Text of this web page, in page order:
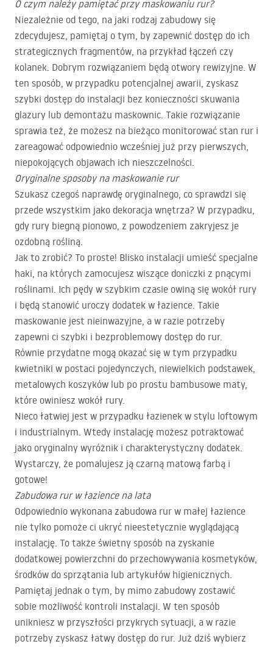
O czym należy pamiętać przy maskowaniu rur?
Niezależnie od tego, na jaki rodzaj zabudowy się
zdecydujesz, pamiętaj o tym, by zapewnić dostęp do ich
strategicznych fragmentów, na przykład łączeń czy
kolanek. Dobrym rozwiązaniem będą otwory rewizyjne. W
ten sposób, w przypadku potencjalnej awarii, zyskasz
szybki dostęp do instalacji bez konieczności skuwania
glazury lub demontażu maskownic. Takie rozwiązanie
sprawia też, że możesz na bieżąco monitorować stan rur i
zareagować odpowiednio wcześniej już przy pierwszych,
niepokojących objawach ich nieszczelności.
Oryginalne sposoby na maskowanie rur
Szukasz czegoś naprawdę oryginalnego, co sprawdzi się
przede wszystkim jako dekoracja wnętrza? W przypadku,
gdy rury biegną pionowo, z powodzeniem zakryjesz je
ozdobną rośliną.
Jak to zrobić? To proste! Blisko instalacji umieść specjalne
haki, na których zamocujesz wiszące doniczki z pnącymi
roślinami. Ich pędy w szybkim czasie owiną się wokół rury
i będą stanowić uroczy dodatek w łazience. Takie
maskowanie jest nieinwazyjne, a w razie potrzeby
zapewni ci szybki i bezproblemowy dostęp do rur.
Równie przydatne mogą okazać się w tym przypadku
kwietniki w postaci pojedynczych, niewielkich podstawek,
metalowych koszyków lub po prostu bambusowe maty,
które owiniesz wokół rury.
Nieco łatwiej jest w przypadku łazienek w stylu loftowym
i industrialnym. Wtedy instalację możesz potraktować
jako oryginalny wyróżnik i charakterystyczny dodatek.
Wystarczy, że pomalujesz ją czarną matową farbą i
gotowe!
Zabudowa rur w łazience na lata
Odpowiednio wykonana zabudowa rur w małej łazience
nie tylko pomoże ci ukryć nieestetycznie wyglądającą
instalację. To także świetny sposób na zyskanie
dodatkowej powierzchni do przechowywania kosmetyków,
środków do sprzątania lub artykułów higienicznych.
Pamiętaj jednak o tym, by mimo zabudowy zostawić
sobie możliwość kontroli instalacji. W ten sposób
unikniesz w przyszłości przykrych sytuacji, a w razie
potrzeby zyskasz łatwy dostęp do rur. Już dziś wybierz